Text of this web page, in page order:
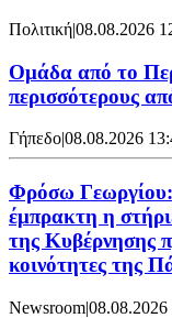
Πολιτική|08.08.2026
Ομάδα από το
περισσότερους
Γήπεδο|08.08.2026
Φρόσω Γεωργίου:
έμπρακτη η
της Κυβέρνησης
κοινότητες της
Newsroom|08.08.2026